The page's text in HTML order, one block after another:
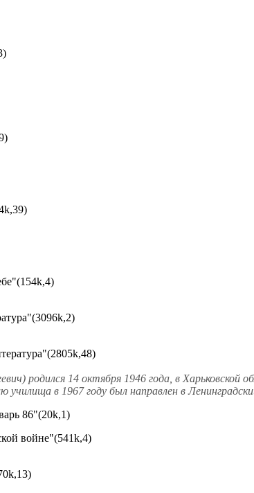
родился 14 октября 1946 года, в Харьковской
училища в 1967 году был направлен в
86"(20k,1)
войне"(541k,4)